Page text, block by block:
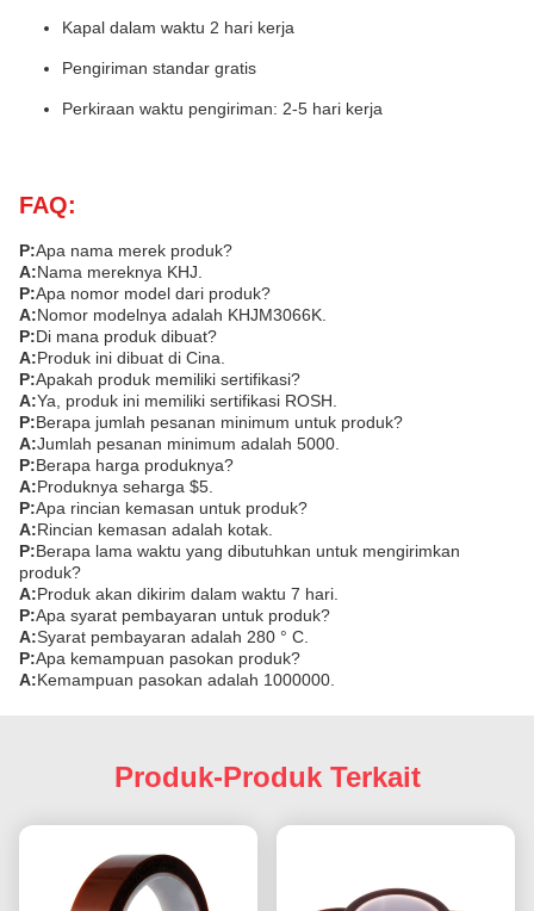
Kapal dalam waktu 2 hari kerja
Pengiriman standar gratis
Perkiraan waktu pengiriman: 2-5 hari kerja
FAQ:
P:Apa nama merek produk?
A:Nama mereknya KHJ.
P:Apa nomor model dari produk?
A:Nomor modelnya adalah KHJM3066K.
P:Di mana produk dibuat?
A:Produk ini dibuat di Cina.
P:Apakah produk memiliki sertifikasi?
A:Ya, produk ini memiliki sertifikasi ROSH.
P:Berapa jumlah pesanan minimum untuk produk?
A:Jumlah pesanan minimum adalah 5000.
P:Berapa harga produknya?
A:Produknya seharga $5.
P:Apa rincian kemasan untuk produk?
A:Rincian kemasan adalah kotak.
P:Berapa lama waktu yang dibutuhkan untuk mengirimkan
produk?
A:Produk akan dikirim dalam waktu 7 hari.
P:Apa syarat pembayaran untuk produk?
A:Syarat pembayaran adalah 280 ° C.
P:Apa kemampuan pasokan produk?
A:Kemampuan pasokan adalah 1000000.
Produk-Produk Terkait